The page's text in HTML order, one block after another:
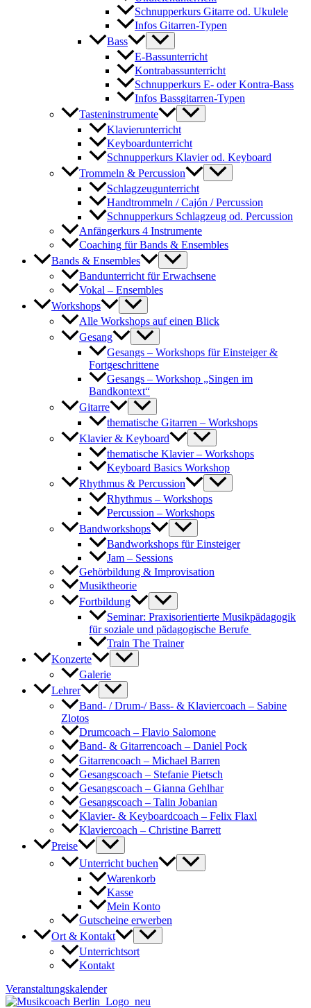
Schnupperkurs Gitarre od. Ukulele
Infos Gitarren-Typen
Bass
E-Bassunterricht
Kontrabassunterricht
Schnupperkurs E- oder Kontra-Bass
Infos Bassgitarren-Typen
Tasteninstrumente
Klavierunterricht
Keyboardunterricht
Schnupperkurs Klavier od. Keyboard
Trommeln & Percussion
Schlagzeugunterricht
Handtrommeln / Cajón / Percussion
Schnupperkurs Schlagzeug od. Percussion
Anfängerkurs 4 Instrumente
Coaching für Bands & Ensembles
Bands & Ensembles
Bandunterricht für Erwachsene
Vokal – Ensembles
Workshops
Alle Workshops auf einen Blick
Gesang
Gesangs – Workshops für Einsteiger &
Fortgeschrittene
Gesangs – Workshop „Singen im
Bandkontext“
Gitarre
thematische Gitarren – Workshops
Klavier & Keyboard
thematische Klavier – Workshops
Keyboard Basics Workshop
Rhythmus & Percussion
Rhythmus – Workshops
Percussion – Workshops
Bandworkshops
Bandworkshops für Einsteiger
Jam – Sessions
Gehörbildung & Improvisation
Musiktheorie
Fortbildung
Seminar: Praxisorientierte Musikpädagogik
für soziale und pädagogische Berufe
Train The Trainer
Konzerte
Galerie
Lehrer
Band- / Drum-/ Bass- & Klaviercoach – Sabine
Zlotos
Drumcoach – Flavio Salomone
Band- & Gitarrencoach – Daniel Pock
Gitarrencoach – Michael Barren
Gesangscoach – Stefanie Pietsch
Gesangscoach – Gianna Gehlhar
Gesangscoach – Talin Jobanian
Klavier- & Keyboardcoach – Felix Flaxl
Klaviercoach – Christine Barrett
Preise
Unterricht buchen
Warenkorb
Kasse
Mein Konto
Gutscheine erwerben
Ort & Kontakt
Unterrichtsort
Kontakt
Veranstaltungskalender